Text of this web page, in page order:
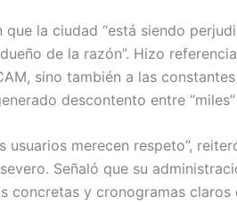
que la ciudad “está siendo
de la razón”. Hizo
sino también a las
descontento entre
usuarios merecen respeto”,
Señaló que su
concretas y cronogramas